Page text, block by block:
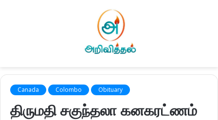
Canada Colombo Obituary
திருமதி சகுந்தலா கனகரட்ணம்